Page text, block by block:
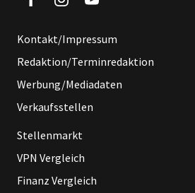
Kontakt/Impressum
Redaktion/Terminredaktion
Werbung/Mediadaten
Verkaufsstellen
Stellenmarkt
VPN Vergleich
Finanz Vergleich